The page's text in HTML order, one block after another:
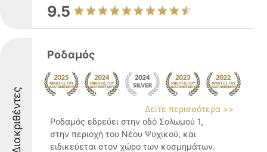
9.5
Διακριθέντες
Ροδαμός
Δείτε περισσότερα >>
Ροδαμός εδρεύει στην οδό Σολωμού 1,
στην περιοχή του Νέου Ψυχικού, και
ειδικεύεται στον χώρο των κοσμημάτων.